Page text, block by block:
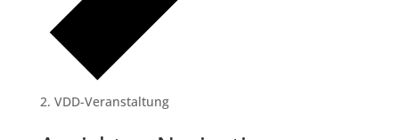
VDD-Veranstaltung